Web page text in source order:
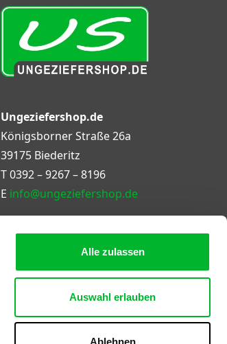
Alle zulassen
Auswahl erlauben
Ablehnen
Ungeziefershop.de
Königsborner Straße 26a
39175 Biederitz
T0392 – 9267 – 8196
E info@ungeziefershop.de